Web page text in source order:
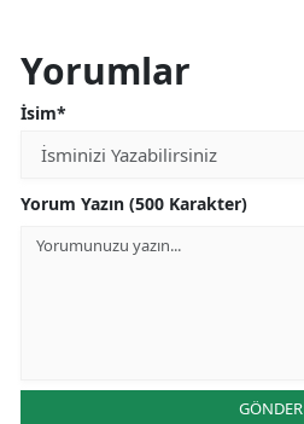
Yorumlar
İsim*
Yorum Yazın (500 Karakter)
GÖNDER